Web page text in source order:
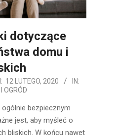
dotyczące
domu i
12 LUTEGO, 2020
IN:
OGRÓD
bezpiecznym
jest, aby myśleć o
bliskich. W końcu nawet